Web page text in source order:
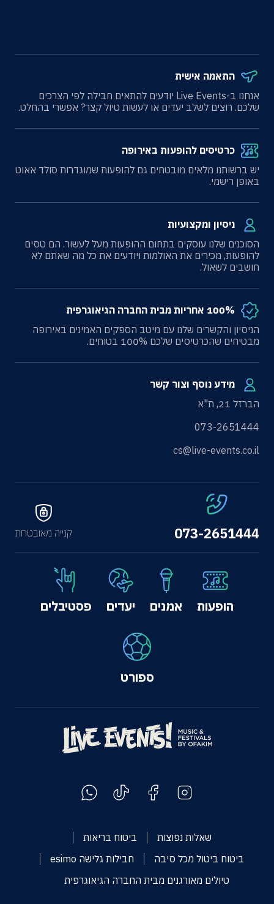
התאמה אישית
אנחנו ב-Live Events יודעים להתאים חבילה לפי הצרכים
שלכם. רוצים לשלב יעדים או לעשות טיול קצר? אפשרי בהחלט.
כרטיסים להופעות באירופה
יש ברשותנו מלאים מובטחים גם להופעות שמוגדרות סולד אאוט
באופן רישמי.
ניסיון ומקצועיות
הסוכנים שלנו עוסקים בתחום ההופעות מעל לעשור. הם טסים
להופעות, מכירים את האולמות ויודעים את כל מה שאתם לא
חושבים לשאול.
100% אחריות מבית החברה הגיאוגרפית
הניסיון והקשרים שלנו עם מיטב הספקים האמינים באירופה
מבטיחים שהכרטיסים שלכם 100% בטוחים.
מידע נוסף וצור קשר
הברזל 21, ת"א
073-2651444
cs@live-events.co.il
073-2651444
הופעות אמנים יעדים פסטיבלים
ספורט
קנייה מאובטחת
שאלות נפוצות
ביטוח בריאות
ביטוח ביטול מכל סיבה
חבילות גלישה esimo
טיולים מאורגנים מבית החברה הגיאוגרפית